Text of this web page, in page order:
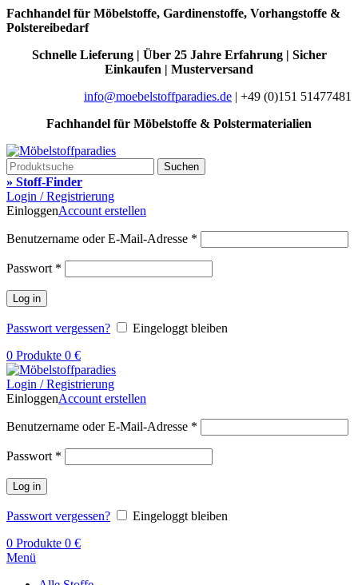
Fachhandel für Möbelstoffe, Gardinenstoffe, Vorhangstoffe &
Polstereibedarf
Schnelle Lieferung | Über 25 Jahre Erfahrung | Sicher
Einkaufen | Musterversand
info@moebelstoffparadies.de | +49 (0)151 51477481
Fachhandel für Möbelstoffe & Polstermaterialien
Suchen
» Stoff-Finder
Login / Registrierung
EinloggenAccount erstellen
Benutzername oder E-Mail-Adresse *
Passwort *
Log in
Passwort vergessen?
Eingeloggt bleiben
0 Produkte 0 €
Login / Registrierung
EinloggenAccount erstellen
Benutzername oder E-Mail-Adresse *
Passwort *
Log in
Passwort vergessen?
Eingeloggt bleiben
0 Produkte 0 €
Menü